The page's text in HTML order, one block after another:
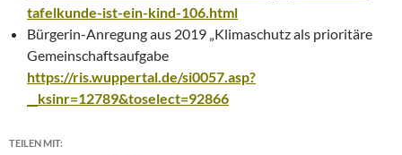
tafelkunde-ist-ein-kind-106.html
Bürgerin-Anregung aus 2019 „Klimaschutz als prioritäre
Gemeinschaftsaufgabe
https://ris.wuppertal.de/si0057.asp?
__ksinr=12789&toselect=92866
TEILEN MIT: